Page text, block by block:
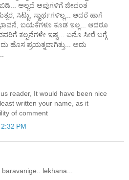
ಬಿಡಿ... ಅಲ್ಲದೆ ಅವುಗಳಿಗೆ ಜೀವಂತ
ಸಿಟ್ಟು, ಸ್ವಾರ್ಥಗಳಿಲ್ಲ... ಆದರೆ ಹಾಗೆ
ಭಾವನೆ, ಬಯಕೆಗಳೂ ಕೂಡ ಇಲ್ಲ... ಆದರೂ
ಕಲ್ಪನೆಗಳೇ ಇಷ್ಟ... ಏನೊ ಸೀರೆ ಬಗ್ಗೆ
ಹೊಸ ಪ್ರಯತ್ನವಾಗಿತ್ತು... ಅದು
reader, It would have been nice
written your name, as it
of comment
PM
lekhana...